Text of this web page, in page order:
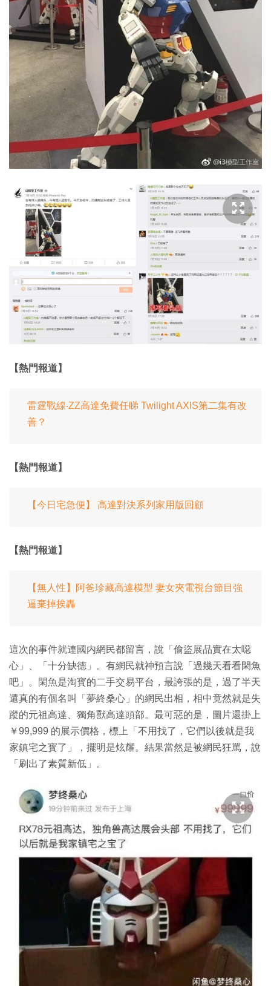
【熱門報道】
雷霆戰線‧ZZ高達免費任睇 Twilight AXIS第二集有改
善？
【熱門報道】
【今日宅急便】 高達對決系列家用版回顧
【熱門報道】
【無人性】阿爸珍藏高達模型 妻女夾電視台節目強
逼棄掉挨轟
這次的事件就連國内網民都留言，說「偷盜展品實在太噁
心」、「十分缺德」。有網民就神預言說「過幾天看看閑魚
吧」。閑魚是淘寳的二手交易平台，最誇張的是，過了半天
還真的有個名叫「夢終桑心」的網民出相，相中竟然就是失
蹤的元祖高達、獨角獸高達頭部。最可惡的是，圖片還掛上
￥99,999 的展示價格，標上「不用找了，它們以後就是我
家鎮宅之寳了」，擺明是炫耀。結果當然是被網民狂罵，說
「刷出了素質新低」。